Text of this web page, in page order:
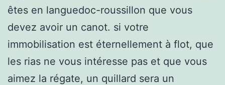
êtes en languedoc-roussillon que vous
devez avoir un canot. si votre
immobilisation est éternellement à flot, que
les rias ne vous intéresse pas et que vous
aimez la régate, un quillard sera un